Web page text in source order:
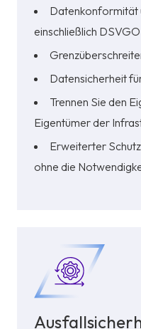
Datenkonformität
einschließlich DSVGO
Datensicherheit
Trennen Sie den
Eigentümer der
Erweiterter
ohne die